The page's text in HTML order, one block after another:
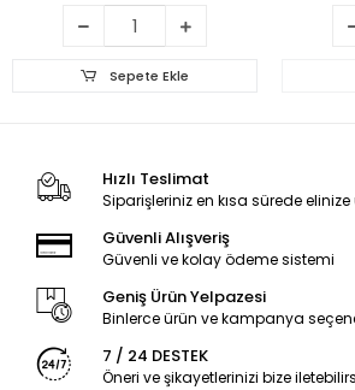
Sepete Ekle
Hızlı Teslimat
Siparişleriniz en kısa sürede elinize
Güvenli Alışveriş
Güvenli ve kolay ödeme sistemi
Geniş Ürün Yelpazesi
Binlerce ürün ve kampanya
7 / 24 DESTEK
Öneri ve şikayetlerinizi bize